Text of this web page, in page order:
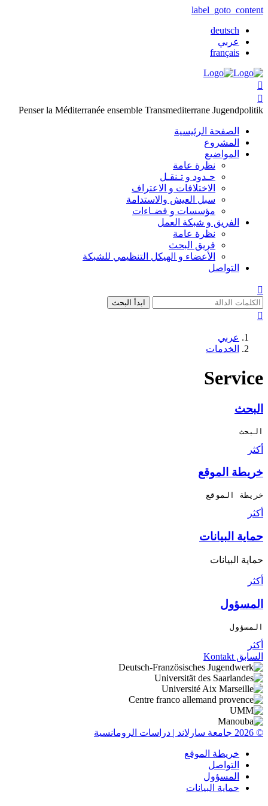
label_goto_content
deutsch
عربي
français


Penser la Méditerranée ensemble Transmediterrane Jugendpolitik
الصفحة الرئيسية
المشروع
المواضيع
نظرة عامة
حـدود و تـنقـل
الاختلافات و الاعتراف
سبل العيش والاستدامة
مؤسسات و فضـاءات
الفريق و شبكة العمل
نظرة عامة
فريق البحث
الأعضاء و الهيكل التنظيمي للشبكة
التواصل

ابدأ البحث

عربي
الخدمات
Service
البحث
البحث
أكثر
خريطة الموقع
خريطة الموقع
أكثر
حماية البيانات
حماية البيانات
أكثر
المسؤول
المسؤول
أكثر
السابق Kontakt
© 2026 جامعة سارلاند | دراسات الرومانسية
خريطة الموقع
التواصل
المسؤول
حماية البيانات